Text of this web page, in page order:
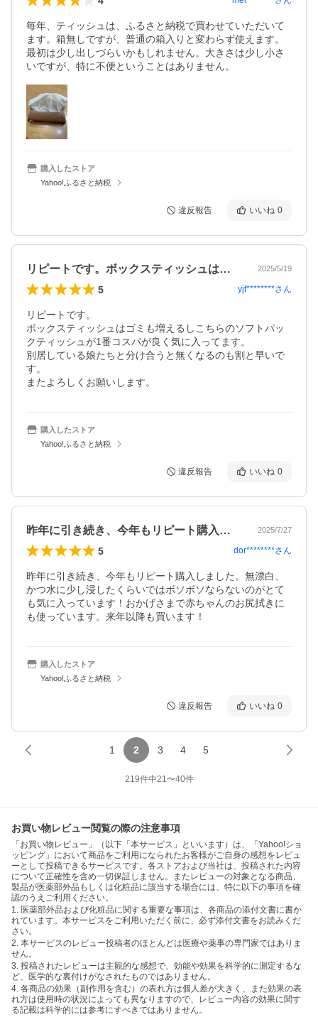
毎年、ティッシュは、ふるさと納税で買わせていただいて
ます。箱無しですが、普通の箱入りと変わらず使えます。
最初は少し出しづらいかもしれません。大きさは少し小さ
いですが、特に不便ということはありません。
購入したストア
Yahoo!ふるさと納税
違反報告 いいね 0
リピートです。ボックスティッシュはゴミ… 2025/5/19
5 yjf********さん
リピートです。
ボックスティッシュはゴミも増えるしこちらのソフトパッ
クティッシュが1番コスパが良く気に入ってます。
別居している娘たちと分け合うと無くなるのも割と早いで
す。
またよろしくお願いします。
購入したストア
Yahoo!ふるさと納税
違反報告 いいね 0
昨年に引き続き、今年もリピート購入しま… 2025/7/27
5 dor********さん
昨年に引き続き、今年もリピート購入しました。無漂白、
かつ水に少し浸したくらいではボソボソならないのがとて
も気に入っています！おかげさまで赤ちゃんのお尻拭きに
も使っています。来年以降も買います！
購入したストア
Yahoo!ふるさと納税
違反報告 いいね 0
1 2 3 4 5
219件中21〜40件
お買い物レビュー閲覧の際の注意事項
「お買い物レビュー」（以下「本サービス」といいます）は、「Yahoo!ショ
ッピング」において商品をご利用になられたお客様がご自身の感想をレビュ
ーとして投稿できるサービスです。各ストアおよび当社は、投稿された内容
について正確性を含め一切保証しません。またレビューの対象となる商品、
製品が医薬部外品もしくは化粧品に該当する場合には、特に以下の事項を確
認のうえご利用ください。
1. 医薬部外品および化粧品に関する重要な事項は、各商品の添付文書に書か
れています。本サービスをご利用いただく前に、必ず添付文書をお読みくだ
さい。
2. 本サービスのレビュー投稿者のほとんどは医療や薬事の専門家ではありま
せん。
3. 投稿されたレビューは主観的な感想で、効能や効果を科学的に測定するな
ど、医学的な裏付けがなされたものではありません。
4. 各商品の効果（副作用を含む）の表れ方は個人差が大きく、また効果の表
れ方は使用時の状況によっても異なりますので、レビュー内容の効果に関す
る記載は科学的には参考にすべきではありません。